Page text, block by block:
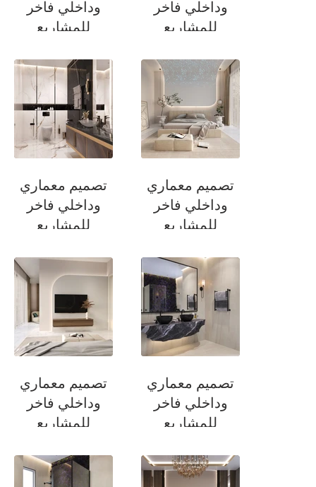
للمشاريع
غرفة نوم الضيوف
للمشاريع
حمام الضيوف
تصميم معماري
وداخلي فاخر
للمشاريع
حمام الضيوف
تصميم معماري
وداخلي فاخر
للمشاريع
غرفة نوم
تصميم معماري
وداخلي فاخر
للمشاريع
غرفة نوم
تصميم معماري
وداخلي فاخر
للمشاريع
حمام غرفة السويت